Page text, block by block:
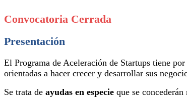
Convocatoria Cerrada
Presentación
El Programa de Aceleración de Startups tiene
orientadas a hacer crecer y desarrollar sus
Se trata de ayudas en especie que se